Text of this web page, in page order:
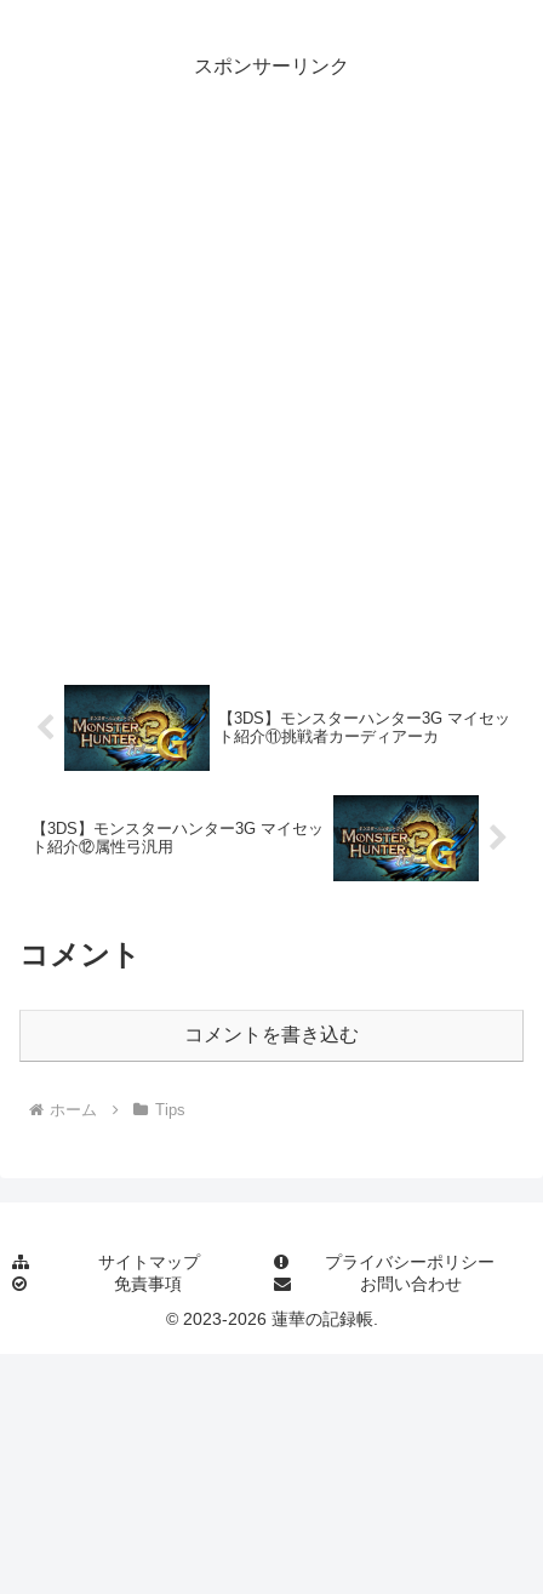
スポンサーリンク
【3DS】モンスターハンター3G マイセッ
ト紹介⑪挑戦者カーディアーカ
【3DS】モンスターハンター3G マイセッ
ト紹介⑫属性弓汎用
コメント
コメントを書き込む
ホーム Tips
サイトマップ
プライバシーポリシー
免責事項
お問い合わせ
© 2023-2026 蓮華の記録帳.